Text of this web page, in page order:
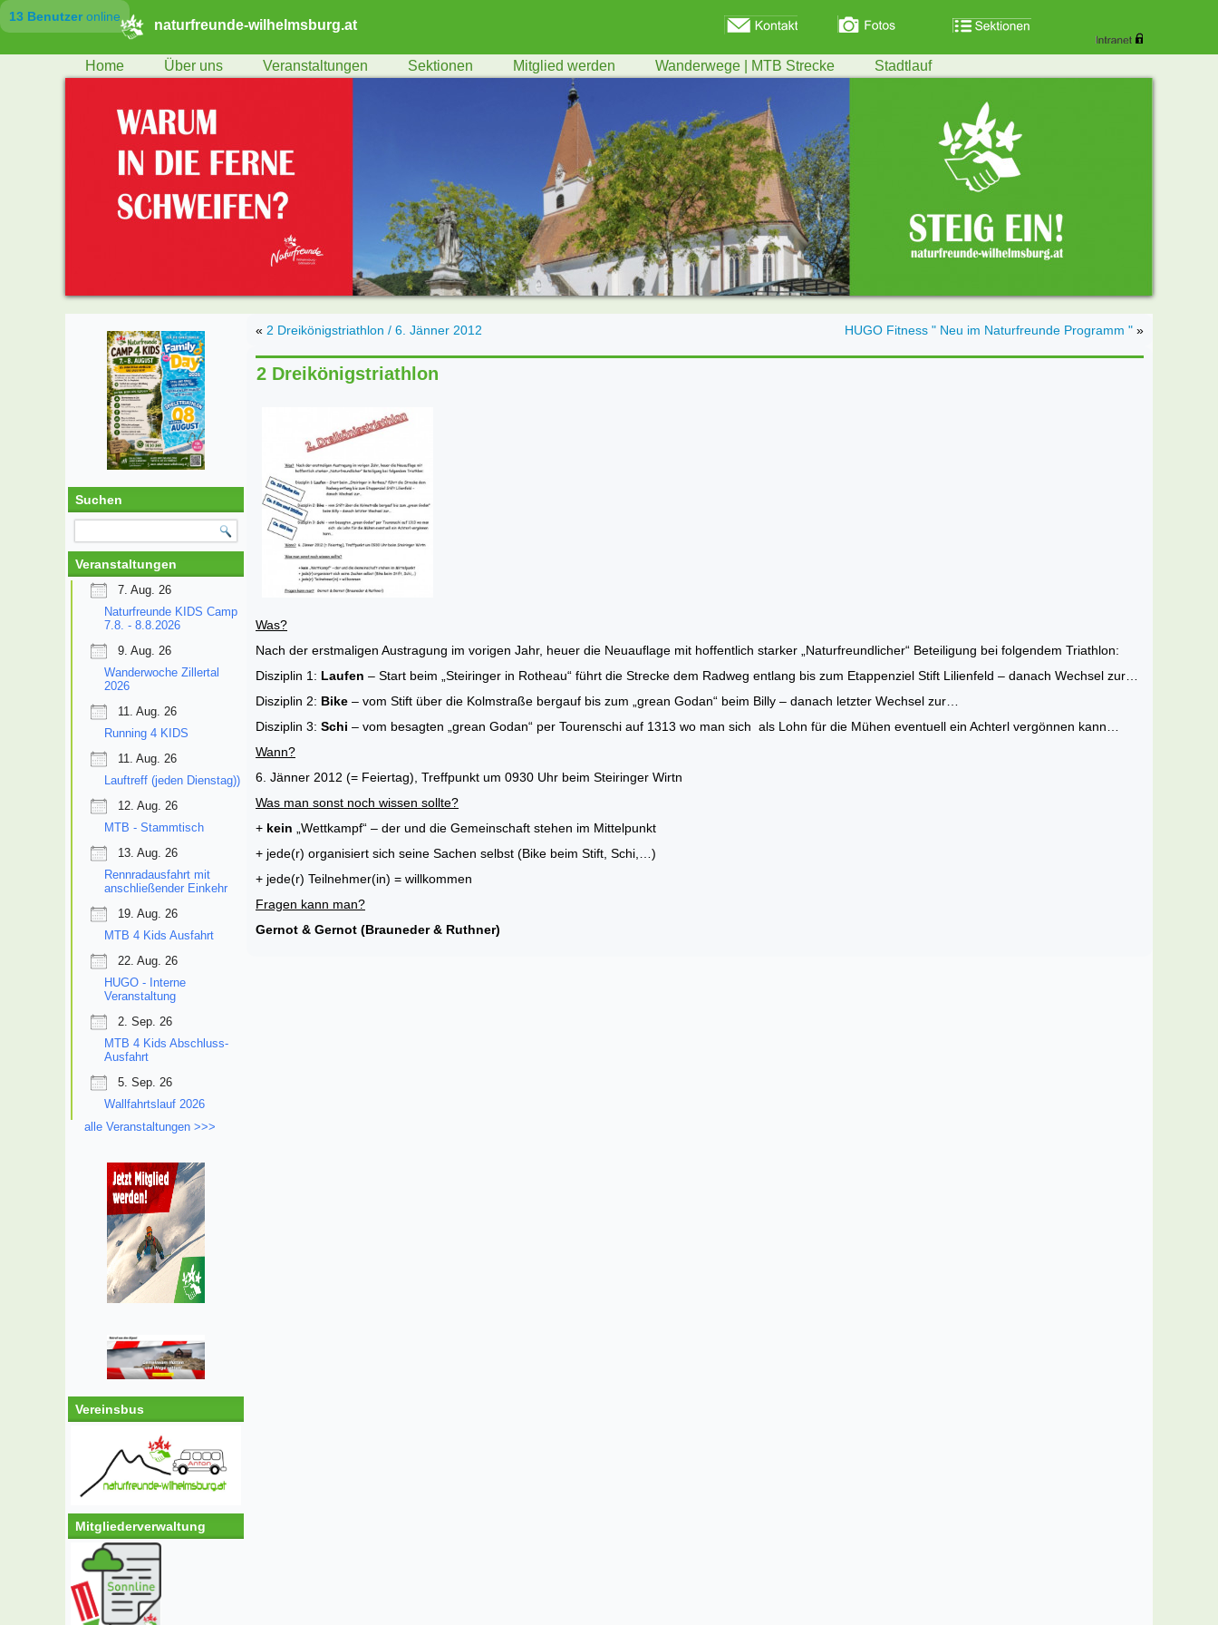
13 Benutzeronline
naturfreunde-wilhelmsburg.at
Home Über uns Veranstaltungen Sektionen Mitglied werden Wanderwege | MTB Strecke Stadtlauf
Suchen
Veranstaltungen
7. Aug. 26
Naturfreunde KIDS Camp
7.8. - 8.8.2026
9. Aug. 26
Wanderwoche Zillertal
2026
11. Aug. 26
Running 4 KIDS
11. Aug. 26
Lauftreff (jeden Dienstag))
12. Aug. 26
MTB - Stammtisch
13. Aug. 26
Rennradausfahrt mit
anschließender Einkehr
19. Aug. 26
MTB 4 Kids Ausfahrt
22. Aug. 26
HUGO - Interne
Veranstaltung
2. Sep. 26
MTB 4 Kids Abschluss-
Ausfahrt
5. Sep. 26
Wallfahrtslauf 2026
alle Veranstaltungen >>>
Vereinsbus
Mitgliederverwaltung
« 2 Dreikönigstriathlon / 6. Jänner 2012 HUGO Fitness " Neu im Naturfreunde Programm " »
2 Dreikönigstriathlon
Was?
Nach der erstmaligen Austragung im vorigen Jahr, heuer die Neuauflage mit hoffentlich starker „Naturfreundlicher“ Beteiligung bei folgendem Triathlon:
Disziplin 1: Laufen – Start beim „Steiringer in Rotheau“ führt die Strecke dem Radweg entlang bis zum Etappenziel Stift Lilienfeld – danach Wechsel zur…
Disziplin 2: Bike – vom Stift über die Kolmstraße bergauf bis zum „grean Godan“ beim Billy – danach letzter Wechsel zur…
Disziplin 3: Schi – vom besagten „grean Godan“ per Tourenschi auf 1313 wo man sich als Lohn für die Mühen eventuell ein Achterl vergönnen kann…
Wann?
6. Jänner 2012 (= Feiertag), Treffpunkt um 0930 Uhr beim Steiringer Wirtn
Was man sonst noch wissen sollte?
+ kein „Wettkampf“ – der und die Gemeinschaft stehen im Mittelpunkt
+ jede(r) organisiert sich seine Sachen selbst (Bike beim Stift, Schi,…)
+ jede(r) Teilnehmer(in) = willkommen
Fragen kann man?
Gernot & Gernot (Brauneder & Ruthner)